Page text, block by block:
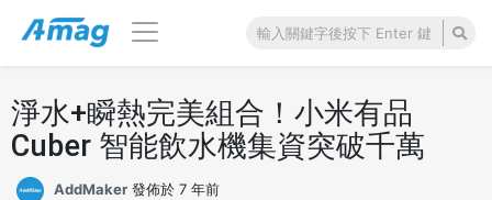
淨水+瞬熱完美組合！小米有品
Cuber 智能飲水機集資突破千萬
AddMaker 發佈於 7 年前